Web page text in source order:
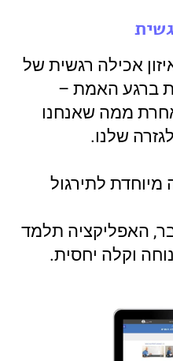
אכילה רגשית של
ברגע האמת –
ממה שאנחנו
שלנו.
לתירגול
האפליקציה תלמד
וקלה יחסית.